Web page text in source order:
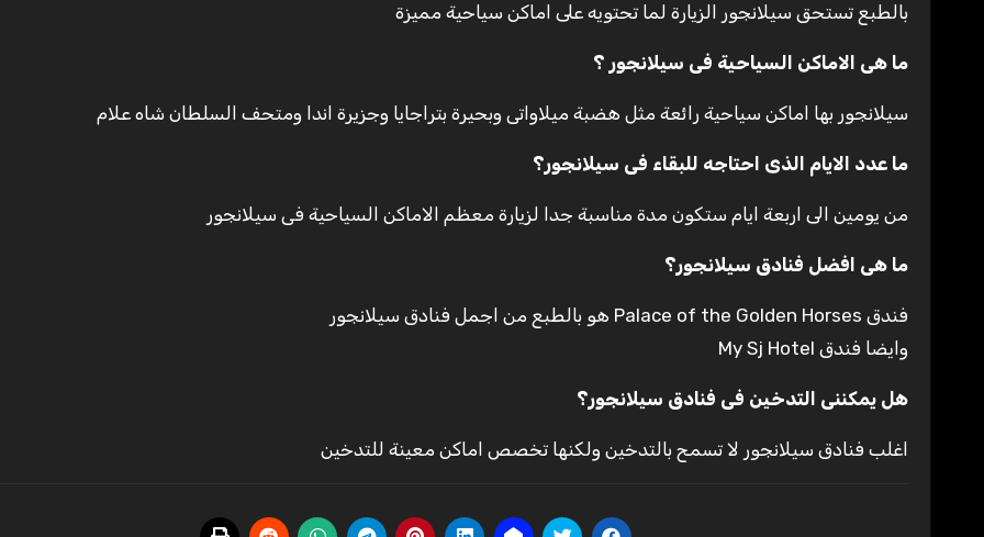
بالطبع تستحق سيلانجور الزيارة لما تحتويه على اماكن سياحية مميزة
ما هى الاماكن السياحية فى سيلانجور ؟
سيلانجور بها اماكن سياحية رائعة مثل هضبة ميلاواتى وبحيرة بتراجايا وجزيرة اندا ومتحف السلطان شاه علام
ما عدد الايام الذى احتاجه للبقاء فى سيلانجور؟
من يومين الى اربعة ايام ستكون مدة مناسبة جدا لزيارة معظم الاماكن السياحية فى سيلانجور
ما هى افضل فنادق سيلانجور؟
فندق Palace of the Golden Horses هو بالطبع من اجمل فنادق سيلانجور
وايضا فندق My Sj Hotel
هل يمكننى التدخين فى فنادق سيلانجور؟
اغلب فنادق سيلانجور لا تسمح بالتدخين ولكنها تخصص اماكن معينة للتدخين